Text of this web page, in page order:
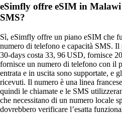
eSimfly offre eSIM in
SMS?
Sì, eSimfly offre un piano eSIM che
numero di telefono e capacità SMS.
30‑days costa 33, 96 USD, fornisce
fornisce un numero di telefono con il
entrata e in uscita sono supportate, e
ricevuti. Il numero è una linea
quindi le chiamate e le SMS
che necessitano di un numero locale
dovrebbero verificare l’esatta